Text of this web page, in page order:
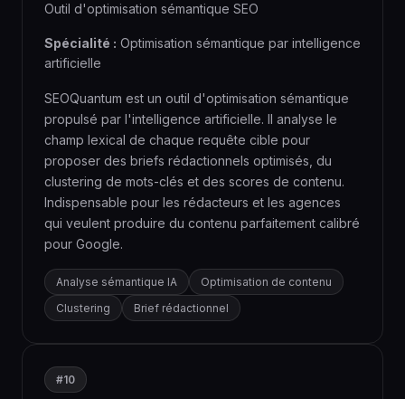
Outil d'optimisation sémantique SEO
Spécialité : Optimisation sémantique par intelligence
artificielle
SEOQuantum est un outil d'optimisation sémantique
propulsé par l'intelligence artificielle. Il analyse le
champ lexical de chaque requête cible pour
proposer des briefs rédactionnels optimisés, du
clustering de mots-clés et des scores de contenu.
Indispensable pour les rédacteurs et les agences
qui veulent produire du contenu parfaitement calibré
pour Google.
Analyse sémantique IA
Optimisation de contenu
Clustering
Brief rédactionnel
#10